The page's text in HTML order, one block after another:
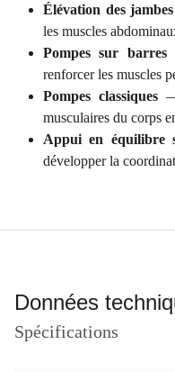
Élévation des jambes
les muscles
Pompes sur barres
renforcer les muscles
Pompes classiques
musculaires du corps
Appui en équilibre
développer la
Données
Spécifications